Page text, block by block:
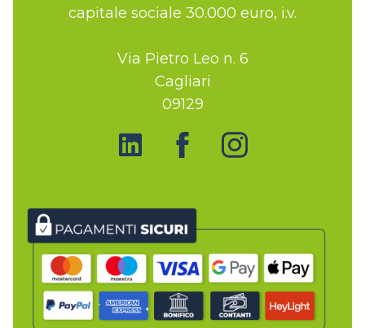
capitale sociale 30.000 euro, i.v.
Via Pietro Leo n. 6
Cagliari
09129